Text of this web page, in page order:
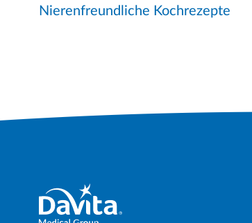
Nierenfreundliche Kochrezepte